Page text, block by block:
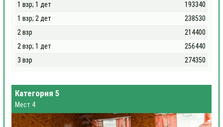
1 взр; 1 дет
193340
1 взр; 2 дет
238530
2 взр
214400
2 взр; 1 дет
256440
3 взр
274350
Категория 5
Мест 4